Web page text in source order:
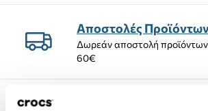
Αποστολές
Δωρεάν αποστολή
60€
Δωρεάν επιστροφές